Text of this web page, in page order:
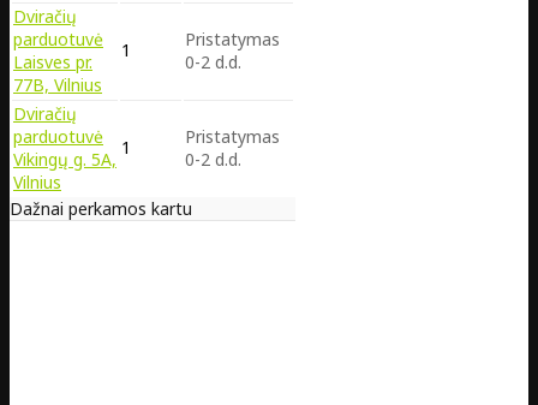
Dviračių
parduotuvė
Laisves pr.
77B, Vilnius
1
Pristatymas
0-2 d.d.
Dviračių
parduotuvė
Vikingų g. 5A,
Vilnius
1
Pristatymas
0-2 d.d.
Dažnai perkamos kartu